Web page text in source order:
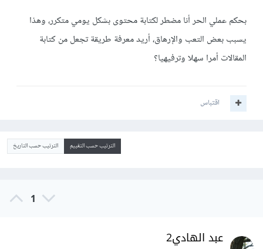
بحكم عملي الحر أنا مضطر لكتابة محتوى بشكل يومي متكرر، وهذا
يسبب بعض التعب والإرهاق، أريد معرفة طريقة تجعل من كتابة
المقالات أمرا سهلا وترفيهيا؟
اقتباس
الترتيب حسب التقييم الترتيب حسب التاريخ
1
عبد الهادي2